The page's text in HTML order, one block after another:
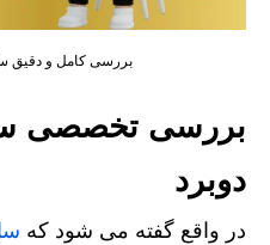
بررسی کامل و دقیق
بررسی تخصصی
دوبرد
در واقع گفته می شود که